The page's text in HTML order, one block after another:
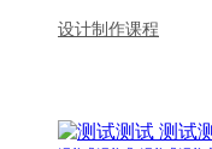
设计制作课程